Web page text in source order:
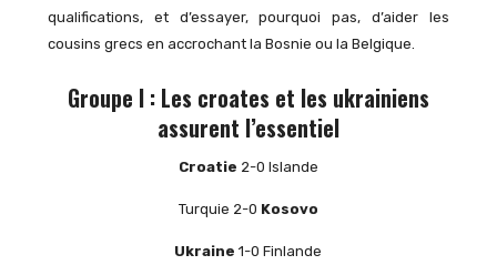
qualifications, et d’essayer, pourquoi pas, d’aider les
cousins grecs en accrochant la Bosnie ou la Belgique.
Groupe I : Les croates et les ukrainiens
assurent l’essentiel
Croatie 2-0 Islande
Turquie 2-0 Kosovo
Ukraine 1-0 Finlande